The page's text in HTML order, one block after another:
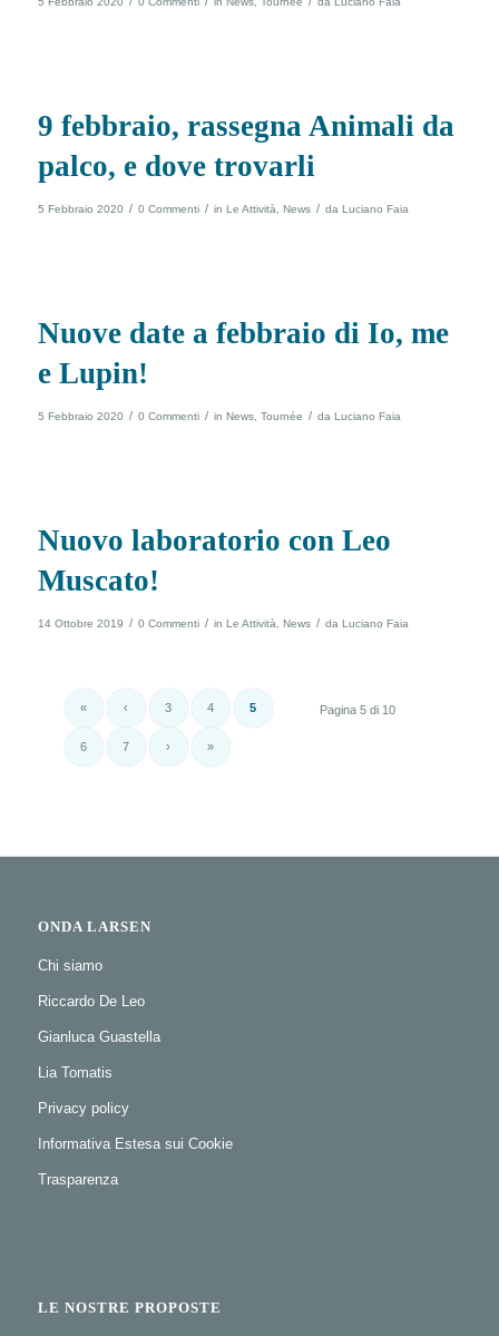
9 febbraio, rassegna Animali da
palco, e dove trovarli
5 Febbraio 2020 / 0 Commenti / in Le Attività News / da Luciano Faia
Nuove date a febbraio di Io, me
e Lupin!
5 Febbraio 2020 / 0 Commenti / in News, Tournée / da Luciano Faia
Nuovo laboratorio con Leo
Muscato!
14 Ottobre 2019 / 0 Commenti / in Le Attività News / da Luciano Faia
Pagina 5 di 10
« ‹ 3 4 5
6 7 › »
ONDA LARSEN
Chi siamo
Riccardo De Leo
Gianluca Guastella
Lia Tomatis
Privacy policy
Informativa Estesa sui Cookie
Trasparenza
LE NOSTRE PROPOSTE